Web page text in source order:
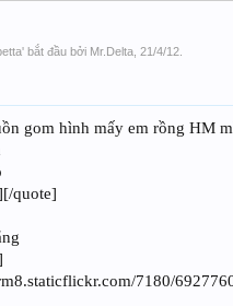
' bắt đầu bởi Mr.Delta ,21/4/12
gom hình mấy em rồng HM
[/quote]
7180/